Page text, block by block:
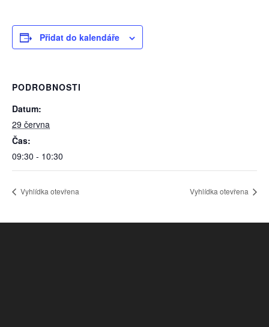
Přidat do kalendáře
PODROBNOSTI
Datum:
29 června
Čas:
09:30 - 10:30
Vyhlídka otevřena Vyhlídka otevřena